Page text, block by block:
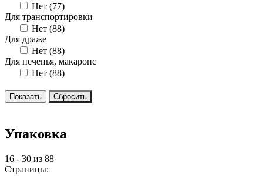
Нет (77)
Для транспортировки
Нет (88)
Для драже
Нет (88)
Для печенья, макаронс
Нет (88)
Упаковка
16 - 30 из 88
Страницы: